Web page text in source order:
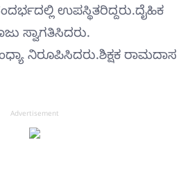
ಉಪಸ್ಥಿತರಿದ್ದರು.ದೈಹಿಕ
ಸ್ವಾಗತಿಸಿದರು.
ನಿರೂಪಿಸಿದರು.ಶಿಕ್ಷಕ ರಾಮದಾಸ
Advertisement